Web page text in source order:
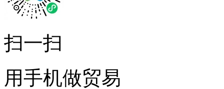
扫一扫
用手机做贸易